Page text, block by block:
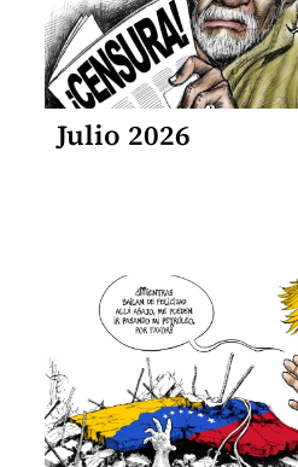
Julio 2026